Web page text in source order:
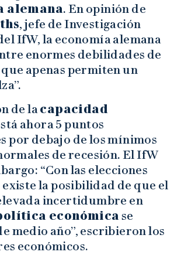
alemana. En opinión de
, jefe de Investigación
IfW, la economía alemana
enormes debilidades de
apenas permiten un
de lacapacidad
ahora 5 puntos
por debajo de los mínimos
de recesión. El IfW
“Con las elecciones
la posibilidad de que el
incertidumbre en
económicase
medio año”, escribieron los
económicos.